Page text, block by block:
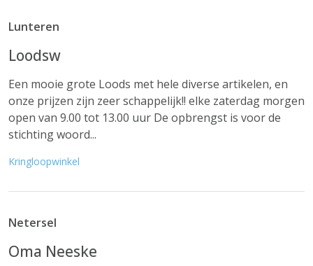
Lunteren
Loodsw
Een mooie grote Loods met hele diverse artikelen, en
onze prijzen zijn zeer schappelijk!! elke zaterdag morgen
open van 9.00 tot 13.00 uur De opbrengst is voor de
stichting woord...
Kringloopwinkel
Netersel
Oma Neeske